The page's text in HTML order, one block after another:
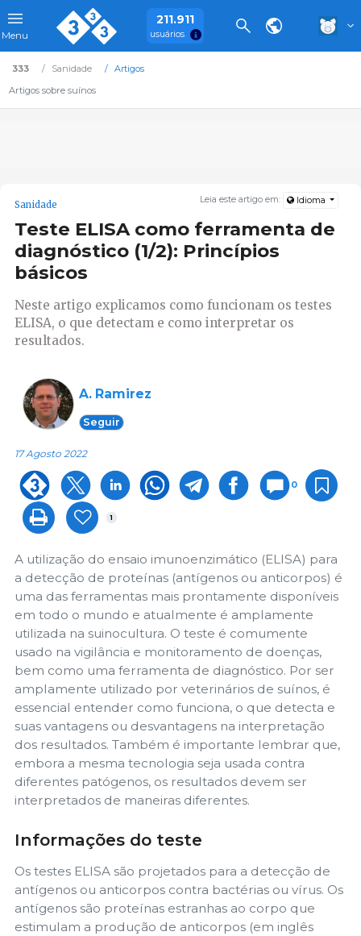
Menu
211.911
usuários
333 Sanidade
Artigos
Artigos sobre suínos
Leia este artigo em: Idioma
Sanidade
Teste ELISA como ferramenta de
diagnóstico (1/2): Princípios
básicos
Neste artigo explicamos como funcionam os testes
ELISA, o que detectam e como interpretar os
resultados.
A. Ramirez
Seguir
17 Agosto 2022
0
1
A utilização do ensaio imunoenzimático (ELISA) para
a detecção de proteínas (antígenos ou anticorpos) é
uma das ferramentas mais prontamente disponíveis
em todo o mundo e atualmente é amplamente
utilizada na suinocultura. O teste é comumente
usado na vigilância e monitoramento de doenças,
bem como uma ferramenta de diagnóstico. Por ser
amplamente utilizado por veterinários de suínos, é
essencial entender como funciona, o que detecta e
suas vantagens ou desvantagens na interpretação
dos resultados. Também é importante lembrar que,
embora a mesma tecnologia seja usada contra
diferentes patógenos, os resultados devem ser
interpretados de maneiras diferentes.
Informações do teste
Os testes ELISA são projetados para a detecção de
antígenos ou anticorpos contra bactérias ou vírus. Os
antígenos são proteínas estranhas ao corpo que
estimulam a produção de anticorpos (em inglês